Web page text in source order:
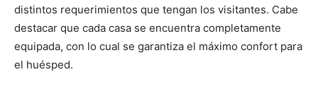
distintos requerimientos que tengan los visitantes. Cabe
destacar que cada casa se encuentra completamente
equipada, con lo cual se garantiza el máximo confort para
el huésped.